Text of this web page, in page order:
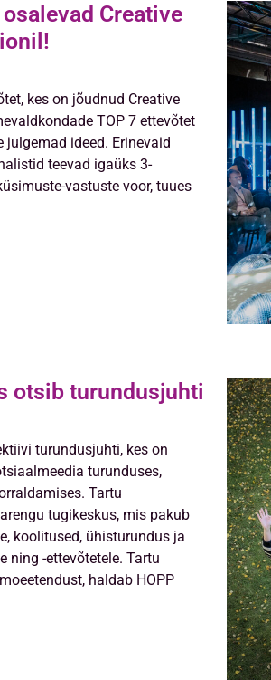
Creative
kes on jõudnud Creative
TOP 7 ettevõtet
ideed. Erinevaid
teevad igaüks 3-
vastuste voor, tuues
otsib turundusjuhti
turundusjuhti, kes on
turunduses,
Tartu
tugikeskus, mis pakub
koolitused, ühisturundus ja
ning -ettevõtetele. Tartu
haldab HOPP